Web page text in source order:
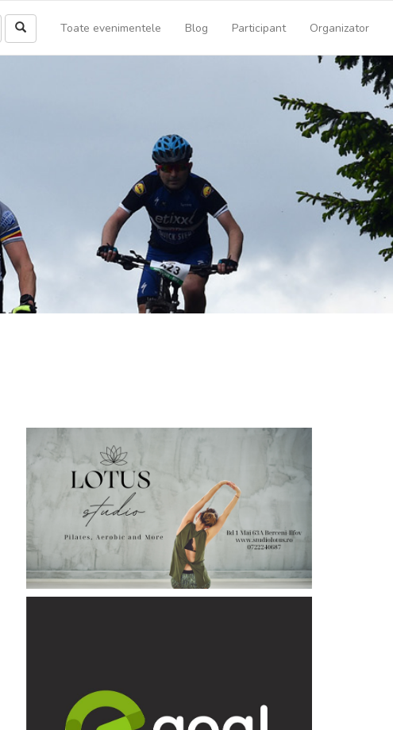
Toate evenimentele Blog Participant Organizator